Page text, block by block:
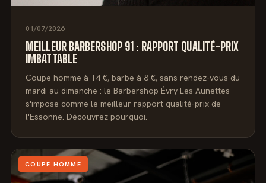
01/07/2026
MEILLEUR BARBERSHOP 91 : RAPPORT QUALITÉ-PRIX
IMBATTABLE
Coupe homme à 14 €, barbe à 8 €, sans rendez-vous du
mardi au dimanche : le Barbershop Évry Les Aunettes
s'impose comme le meilleur rapport qualité-prix de
l'Essonne. Découvrez pourquoi.
COUPE HOMME